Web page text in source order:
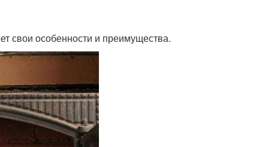
свои особенности и преимущества.